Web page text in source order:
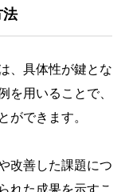
法
、具体性が鍵とな
を用いることで、
ができます。
改善した課題につ
れた成果を示すこ